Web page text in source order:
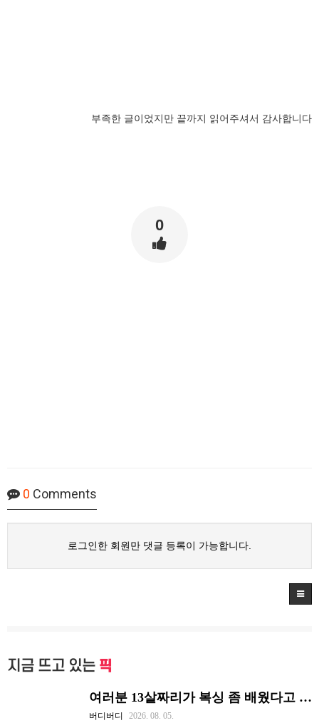
부족한 글이었지만 끝까지 읽어주셔서 감사합니다
0
0 Comments
로그인한 회원만 댓글 등록이 가능합니다.
지금 뜨고 있는 픽
여러분 13살짜리가 복싱 좀 배웠다고 깝치는데 어떻게 할까요?
버디버디 2026. 08. 05.